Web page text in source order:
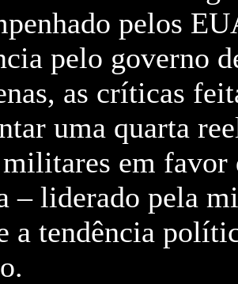
pelos
pelo governo
as críticas
uma quarta
em favor
– liderado pela
a tendência